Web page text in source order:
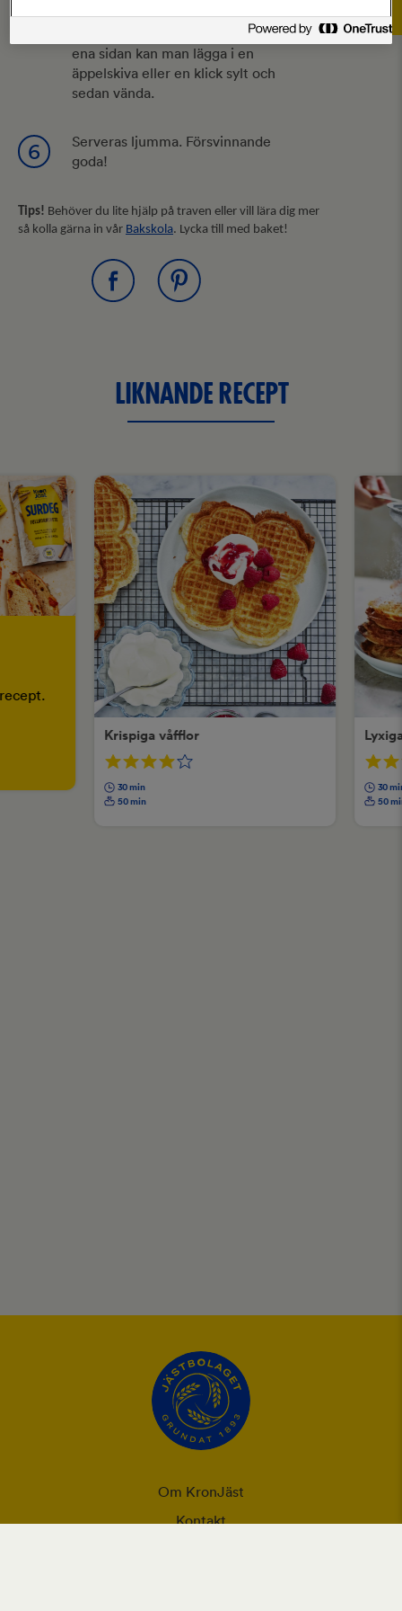
en sked smet i varje hål i
stekpannan. När munken är bakad på
ena sidan kan man lägga i en
äppelskiva eller en klick sylt och
sedan vända.
6
Serveras ljumma. Försvinnande
goda!
Tips! Behöver du lite hjälp på traven eller vill lära dig mer
så kolla gärna in vår Bakskola. Lycka till med baket!
LIKNANDE RECEPT
Krispiga våfflor
30 min
50 min
30
50
Om KronJäst
Kontakt